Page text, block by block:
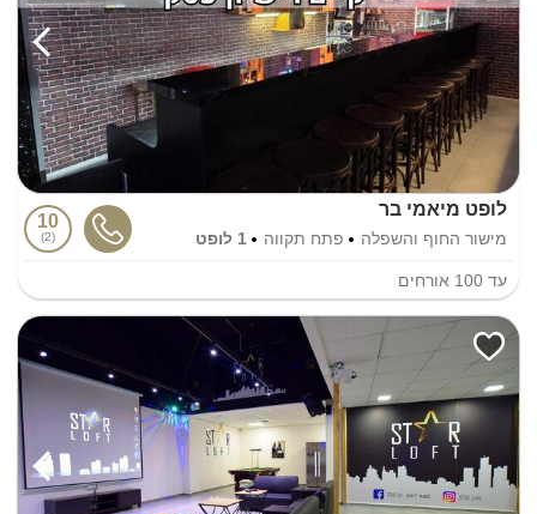
לופט מיאמי בר
מישור החוף והשפלה פתח תקווה 1 לופט
10
2
עד 100 אורחים